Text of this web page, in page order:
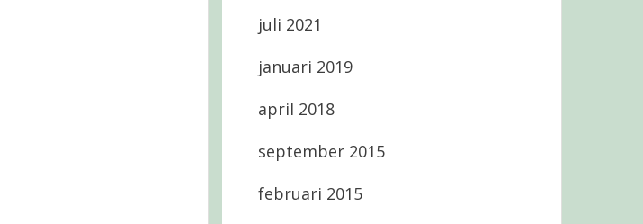
juli 2021
januari 2019
april 2018
september 2015
februari 2015